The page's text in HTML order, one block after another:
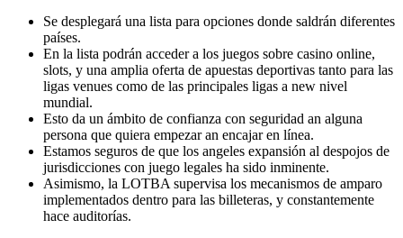
Se desplegará una lista para opciones donde saldrán diferentes
países.
En la lista podrán acceder a los juegos sobre casino online,
slots, y una amplia oferta de apuestas deportivas tanto para las
ligas venues como de las principales ligas a new nivel
mundial.
Esto da un ámbito de confianza con seguridad an alguna
persona que quiera empezar an encajar en línea.
Estamos seguros de que los angeles expansión al despojos de
jurisdicciones con juego legales ha sido inminente.
Asimismo, la LOTBA supervisa los mecanismos de amparo
implementados dentro para las billeteras, y constantemente
hace auditorías.